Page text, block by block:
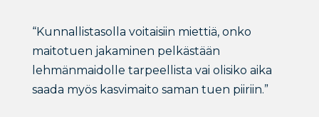
“Kunnallistasolla voitaisiin miettiä, onko
maitotuen jakaminen pelkästään
lehmänmaidolle tarpeellista vai olisiko aika
saada myös kasvimaito saman tuen piiriin.”